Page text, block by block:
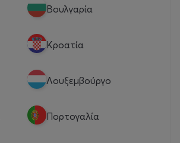
Βουλγαρία
Κροατία
Λουξεμβούργο
Πορτογαλία